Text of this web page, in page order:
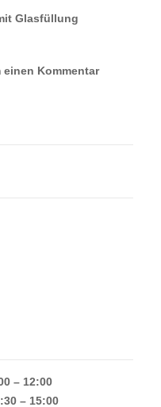
einen Kommentar
– 12:00
– 15:00